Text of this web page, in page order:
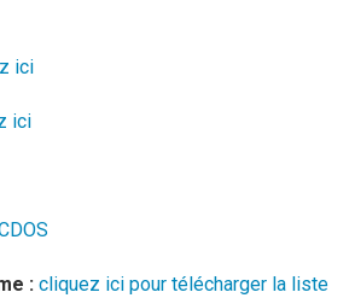
ici
ici
: cliquez ici pour télécharger la liste